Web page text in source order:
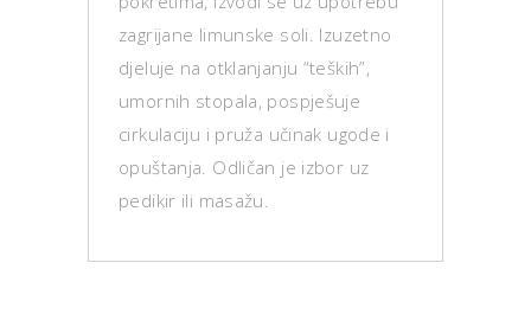
zagrijane limunske soli. Izuzetno
djeluje na otklanjanju “teških”,
umornih stopala, pospješuje
cirkulaciju i pruža učinak ugode i
opuštanja. Odličan je izbor uz
pedikir ili masažu.